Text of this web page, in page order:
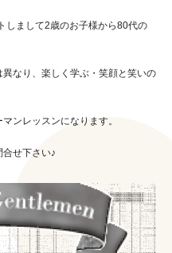
しまして2歳のお子様から80代の
なり、楽しく学ぶ・笑顔と笑いの
ンレッスンになります。
せ下さい♪